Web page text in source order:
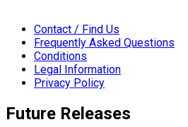
Contact / Find Us
Frequently Asked Questions
Conditions
Legal Information
Privacy Policy
Future Releases